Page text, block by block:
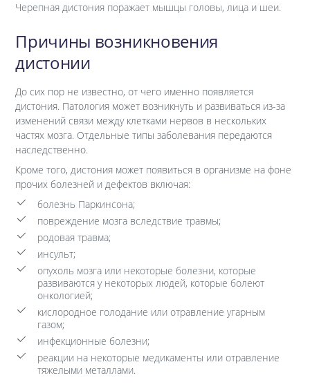
Черепная дистония поражает мышцы головы, лица и шеи.
Причины возникновения
дистонии
До сих пор не известно, от чего именно появляется
дистония. Патология может возникнуть и развиваться из-за
изменений связи между клетками нервов в нескольких
частях мозга. Отдельные типы заболевания передаются
наследственно.
Кроме того, дистония может появиться в организме на фоне
прочих болезней и дефектов включая:
болезнь Паркинсона;
повреждение мозга вследствие травмы;
родовая травма;
инсульт;
опухоль мозга или некоторые болезни, которые
развиваются у некоторых людей, которые болеют
онкологией;
кислородное голодание или отравление угарным
газом;
инфекционные болезни;
реакции на некоторые медикаменты или отравление
тяжелыми металлами.